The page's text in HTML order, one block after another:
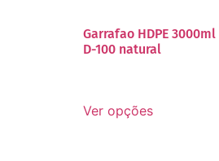
Garrafao HDPE
D-100 natural
Ver opções